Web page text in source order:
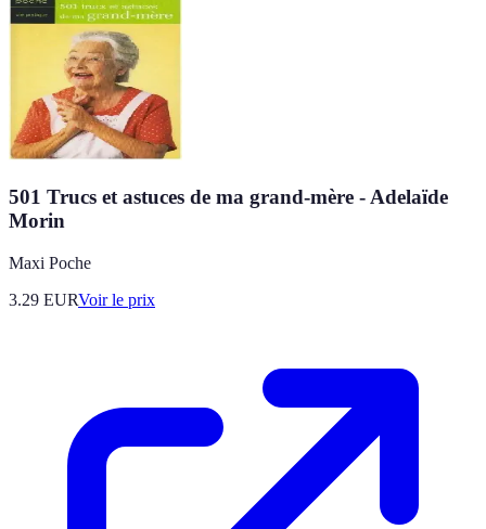
501 Trucs et astuces de ma grand-mère - Adelaïde
Morin
Maxi Poche
3.29 EURVoir le prix